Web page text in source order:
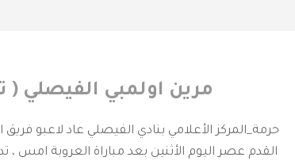
مرين اولمبي الفيصلي (
حرمة_المركز الأعلامي بنادي الفيصلي عاد لاعبو فريق
القدم عصر اليوم الأثنين بعد مباراة العروبة امس ،